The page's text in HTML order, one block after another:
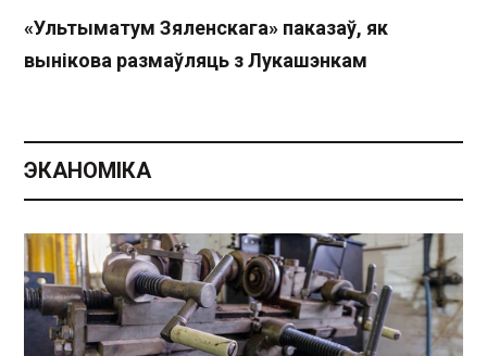
«Ультыматум Зяленскага» паказаў, як
вынікова размаўляць з Лукашэнкам
ЭКАНОМІКА